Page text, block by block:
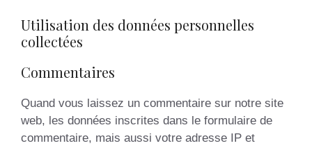
Utilisation des données personnelles
collectées
Commentaires
Quand vous laissez un commentaire sur notre site
web, les données inscrites dans le formulaire de
commentaire, mais aussi votre adresse IP et